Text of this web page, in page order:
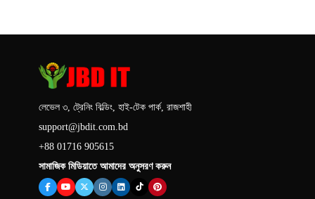
লেভেল ৩, ট্রেনিং বিল্ডিং, হাই-টেক পার্ক, রাজশাহী
support@jbdit.com.bd
+88 01716 905615
সামাজিক মিডিয়াতে আমাদের অনুসরণ করুন